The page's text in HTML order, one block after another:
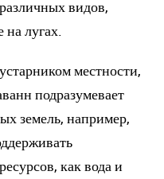
видов,
лугах.
местности,
подразумевает
земель, например,
как вода и